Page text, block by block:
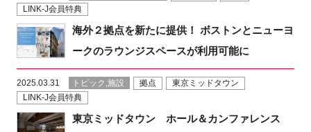
特別会員
FAQ
LINK-J会員特典
海外２拠点を新たに提供！ ボストンとニューヨ
ークのラウンジスペースが利用可能に
2025.03.31 トピック,施設 拠点
東京ミッドタウン
LINK-J会員特典
東京ミッドタウン ホール＆カンファレンス